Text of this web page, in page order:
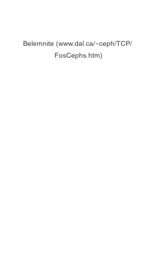
Belemnite (www.dal.ca/~ceph/TCP/
FosCephs.htm)